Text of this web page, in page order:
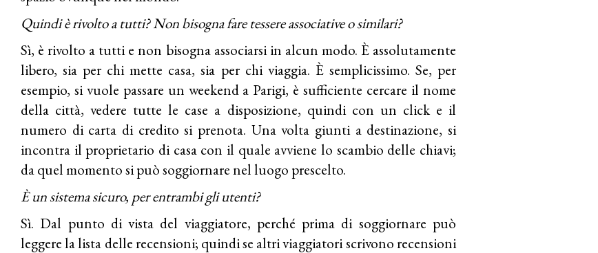
Quindi è rivolto a tutti? Non bisogna fare tessere associative o similari?
Sì, è rivolto a tutti e non bisogna associarsi in alcun modo. È assolutamente
libero, sia per chi mette casa, sia per chi viaggia. È semplicissimo. Se, per
esempio, si vuole passare un weekend a Parigi, è sufficiente cercare il nome
della città, vedere tutte le case a disposizione, quindi con un click e il
numero di carta di credito si prenota. Una volta giunti a destinazione, si
incontra il proprietario di casa con il quale avviene lo scambio delle chiavi;
da quel momento si può soggiornare nel luogo prescelto.
È un sistema sicuro, per entrambi gli utenti?
Sì. Dal punto di vista del viaggiatore, perché prima di soggiornare può
leggere la lista delle recensioni; quindi se altri viaggiatori scrivono recensioni